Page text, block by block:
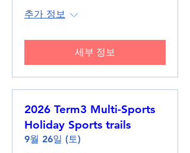
추가 정보
세부 정보
2026 Term3 Multi-Sports
Holiday Sports trails
9월 26일 (토)